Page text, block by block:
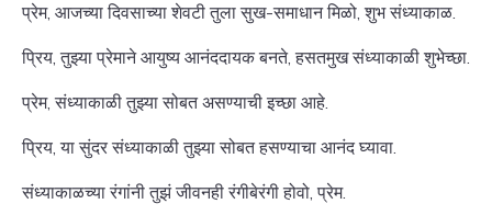
प्रेम, आजच्या दिवसाच्या शेवटी तुला सुख-समाधान मिळो, शुभ संध्याकाळ.
प्रिय, तुझ्या प्रेमाने आयुष्य आनंददायक बनते, हसतमुख संध्याकाळी शुभेच्छा.
प्रेम, संध्याकाळी तुझ्या सोबत असण्याची इच्छा आहे.
प्रिय, या सुंदर संध्याकाळी तुझ्या सोबत हसण्याचा आनंद घ्यावा.
संध्याकाळच्या रंगांनी तुझं जीवनही रंगीबेरंगी होवो, प्रेम.